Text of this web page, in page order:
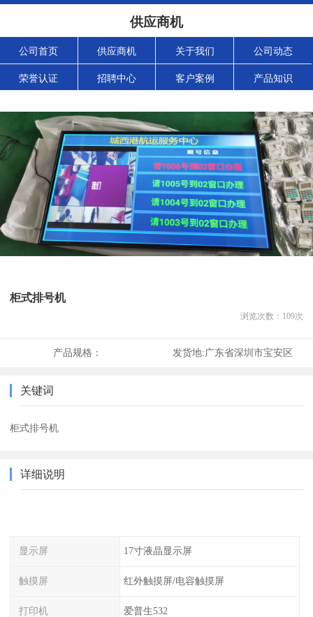
供应商机
公司首页 供应商机 关于我们 公司动态
荣誉认证 招聘中心 客户案例 产品知识
柜式排号机
浏览次数： 109次
产品规格： 发货地:广东省深圳市宝安区
关键词
柜式排号机
详细说明
显示屏 17寸液晶显示屏
触摸屏 红外触摸屏/电容触摸屏
打印机 爱普生532